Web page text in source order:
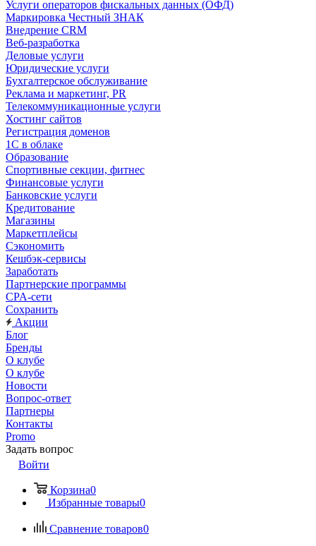
Услуги операторов фискальных данных (ОФД)
Маркировка Честный ЗНАК
Внедрение CRM
Веб-разработка
Деловые услуги
Юридические услуги
Бухгалтерское обслуживание
Реклама и маркетинг, PR
Телекоммуникационные услуги
Хостинг сайтов
Регистрация доменов
1С в облаке
Образование
Спортивные секции, фитнес
Финансовые услуги
Банковские услуги
Кредитование
Магазины
Маркетплейсы
Сэкономить
Кешбэк-сервисы
Заработать
Партнерские программы
CPA-сети
Сохранить
Акции
Блог
Бренды
О клубе
О клубе
Новости
Вопрос-ответ
Партнеры
Контакты
Promo
Задать вопрос
Войти
Корзина0
Избранные товары0
Сравнение товаров0